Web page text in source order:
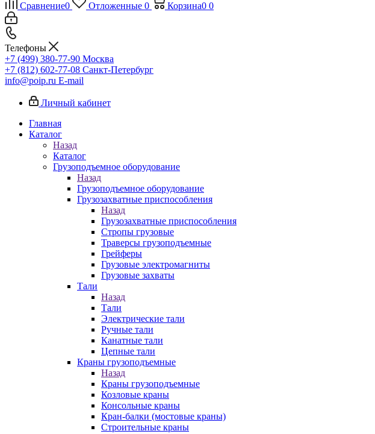
Сравнение0 Отложенные 0 Корзина0 0
Телефоны
+7 (499) 380-77-90 Москва
+7 (812) 602-77-08 Санкт-Петербург
info@poip.ru E-mail
Личный кабинет
Главная
Каталог
Назад
Каталог
Грузоподъемное оборудование
Назад
Грузоподъемное оборудование
Грузозахватные приспособления
Назад
Грузозахватные приспособления
Стропы грузовые
Траверсы грузоподъемные
Грейферы
Грузовые электромагниты
Грузовые захваты
Тали
Назад
Тали
Электрические тали
Ручные тали
Канатные тали
Цепные тали
Краны грузоподъемные
Назад
Краны грузоподъемные
Козловые краны
Консольные краны
Кран-балки (мостовые краны)
Строительные краны